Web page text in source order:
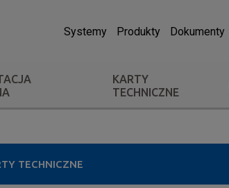
Systemy Produkty Dokumenty
KARTY
TECHNICZNE
TECHNICZNE